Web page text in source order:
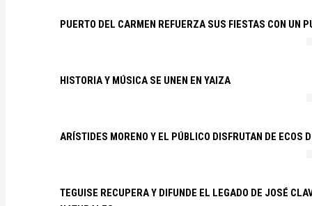
PUERTO DEL CARMEN REFUERZA SUS FIESTAS CON UN
HISTORIA Y MÚSICA SE UNEN EN YAIZA
ARÍSTIDES MORENO Y EL PÚBLICO DISFRUTAN DE ECOS
TEGUISE RECUPERA Y DIFUNDE EL LEGADO DE JOSÉ